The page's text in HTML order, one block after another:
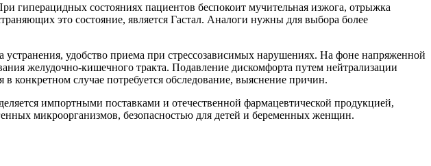
гиперацидных состояниях пациентов беспокоит мучительная изжога, отрыжка
это состояние, является Гастал. Аналоги нужны для выбора более
удобство приема при стрессозависимых нарушениях. На фоне напряженной
желудочно-кишечного тракта. Подавление дискомфорта путем нейтрализации
конкретном случае потребуется обследование, выяснение причин.
импортными поставками и отечественной фармацевтической продукцией,
микроорганизмов, безопасностью для детей и беременных женщин.